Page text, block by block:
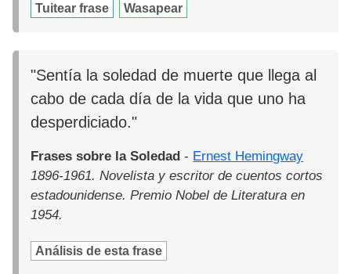
Tuitear frase Wasapear
"Sentía la soledad de muerte que llega al
cabo de cada día de la vida que uno ha
desperdiciado."
Frases sobre la Soledad - Ernest Hemingway
1896-1961. Novelista y escritor de cuentos cortos
estadounidense. Premio Nobel de Literatura en
1954.
Análisis de esta frase